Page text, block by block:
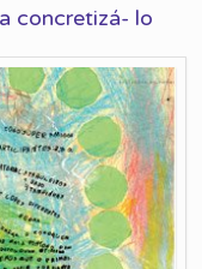
concretizá- lo